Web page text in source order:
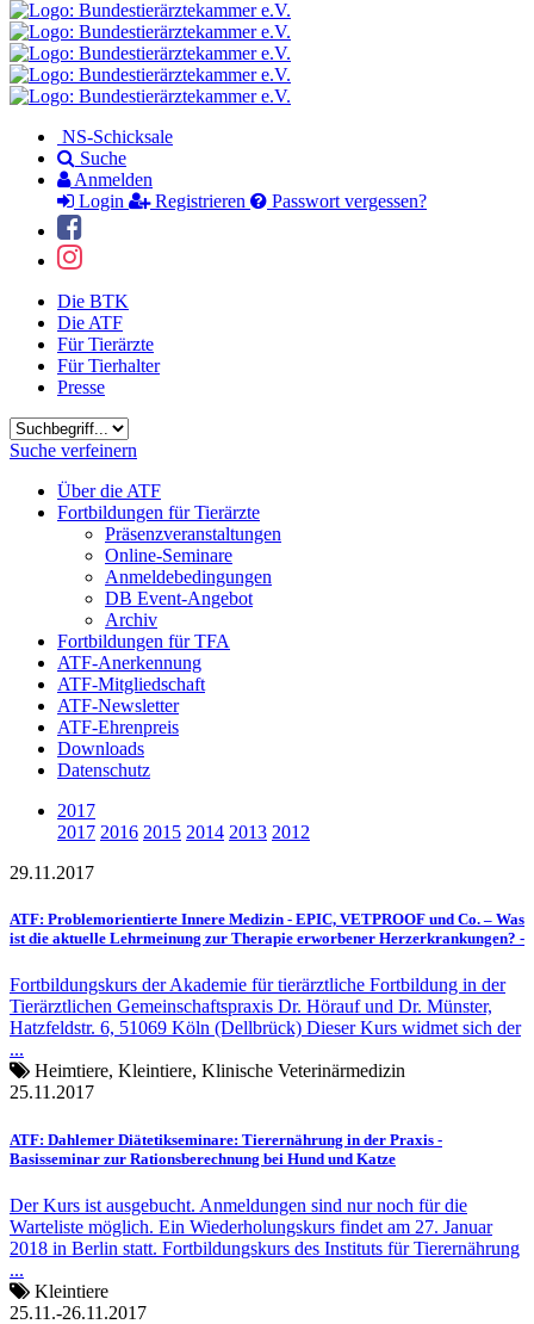
NS-Schicksale
Suche
Anmelden
Login
Registrieren Passwort vergessen?
Die BTK
Die ATF
Für Tierärzte
Für Tierhalter
Presse
Suchbegriff
Suche verfeinern
Über die ATF
Fortbildungen für Tierärzte
Präsenzveranstaltungen
Online-Seminare
Anmeldebedingungen
DB Event-Angebot
Archiv
Fortbildungen für TFA
ATF-Anerkennung
ATF-Mitgliedschaft
ATF-Newsletter
ATF-Ehrenpreis
Downloads
Datenschutz
2017
2017 2016 2015 2014 2013 2012
29.11.2017
ATF: Problemorientierte Innere Medizin - EPIC, VETPROOF und Co. – Was
ist die aktuelle Lehrmeinung zur Therapie erworbener Herzerkrankungen? -
Fortbildungskurs der Akademie für tierärztliche Fortbildung in der
Tierärztlichen Gemeinschaftspraxis Dr. Hörauf und Dr. Münster,
Hatzfeldstr. 6, 51069 Köln (Dellbrück) Dieser Kurs widmet sich der
...
Heimtiere, Kleintiere, Klinische Veterinärmedizin
25.11.2017
ATF: Dahlemer Diätetikseminare: Tierernährung in der Praxis -
Basisseminar zur Rationsberechnung bei Hund und Katze
Der Kurs ist ausgebucht. Anmeldungen sind nur noch für die
Warteliste möglich. Ein Wiederholungskurs findet am 27. Januar
2018 in Berlin statt. Fortbildungskurs des Instituts für Tierernährung
...
Kleintiere
25.11.-26.11.2017